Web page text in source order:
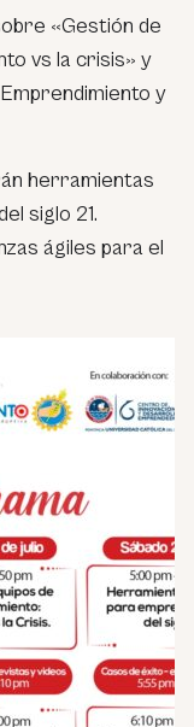
«Gestión de
vs la crisis» y
y
herramientas
siglo 21.
ágiles para el